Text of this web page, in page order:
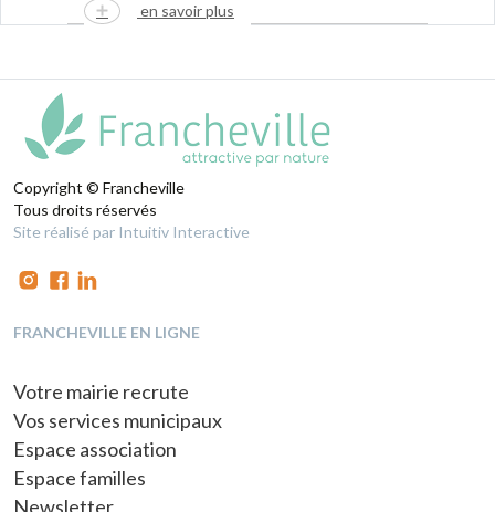
en savoir plus
Copyright © Francheville
Tous droits réservés
Site réalisé par Intuitiv Interactive
FRANCHEVILLE EN LIGNE
Votre mairie recrute
Vos services municipaux
Espace association
Espace familles
Newsletter